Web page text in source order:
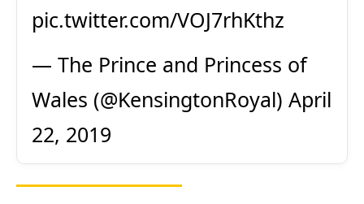
pic.twitter.com/VOJ7rhKthz
— The Prince and Princess of
Wales (@KensingtonRoyal) April
22, 2019